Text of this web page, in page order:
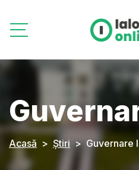
Acasă Știri Guvernare